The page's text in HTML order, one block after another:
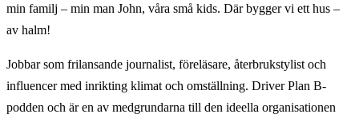
min familj – min man John, våra små kids. Där bygger vi ett hus –
av halm!
Jobbar som frilansande journalist, föreläsare, återbrukstylist och
influencer med inrikting klimat och omställning. Driver Plan B-
podden och är en av medgrundarna till den ideella organisationen